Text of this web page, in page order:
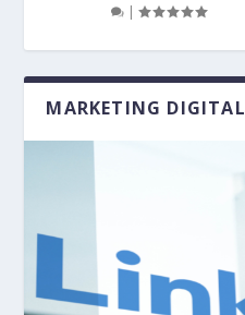
|
MARKETING DIGITAL